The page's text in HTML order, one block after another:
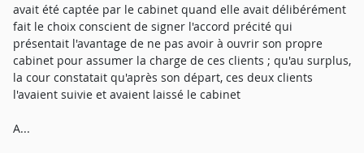
avait été captée par le cabinet quand elle avait délibérément
fait le choix conscient de signer l'accord précité qui
présentait l'avantage de ne pas avoir à ouvrir son propre
cabinet pour assumer la charge de ces clients ; qu'au surplus,
la cour constatait qu'après son départ, ces deux clients
l'avaient suivie et avaient laissé le cabinet
A...